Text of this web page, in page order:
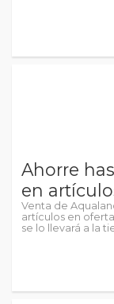
Ahorre
en
Venta de
artículos en
se lo llevará a la